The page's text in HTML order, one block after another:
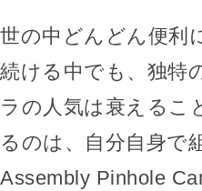
世の中どんどん便利
続ける中でも、独特
ラの人気は衰えるこ
るのは、自分自身で
Assembly Pinhole